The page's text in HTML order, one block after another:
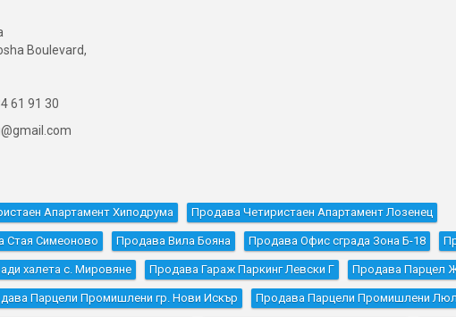
Boulevard,
61 91 30
Апартамент Хиподрума Продава Четиристаен Апартамент Лозенец
Стая Симеоново Продава Вила Бояна Продава Офис сграда Зона Б-18
халета с. Мировяне Продава Гараж Паркинг Левски Г Продава Парцел
Парцели Промишлени гр. Нови Искър Продава Парцели Промишлени